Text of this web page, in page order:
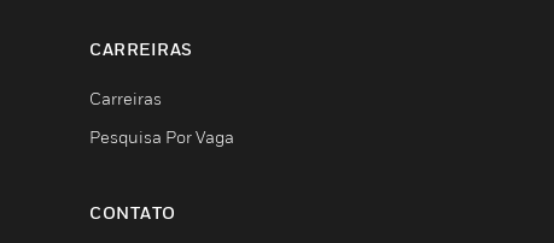
CARREIRAS
Carreiras
Pesquisa Por Vaga
CONTATO